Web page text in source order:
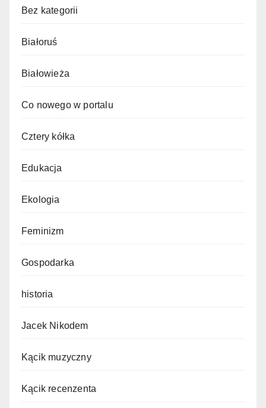
Bez kategorii
Białoruś
Białowieża
Co nowego w portalu
Cztery kółka
Edukacja
Ekologia
Feminizm
Gospodarka
historia
Jacek Nikodem
Kącik muzyczny
Kącik recenzenta